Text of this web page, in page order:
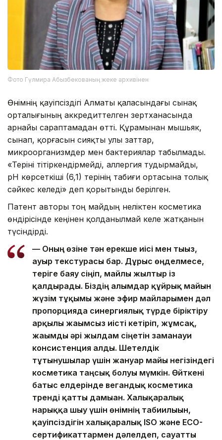
Фото Гүлмира Абызбекованың жеке архивінен
Өнімнің қауіпсіздігі Алматы қаласындағы сынақ
орталығының аккредиттелген зертханасында
арнайы сараптамадан өтті. Құрамынан мышьяк,
сынап, қорғасын сияқты улы заттар,
микроорганизмдер мен бактериялар табылмады.
«Теріні тітіркендірмейді, аллергия тудырмайды,
pH көрсеткіші (6,1) терінің табиғи ортасына толық
сәйкес келеді» деп қорытынды берілген.
Патент авторы тоң майдың неліктен косметика
өндірісінде кеңінен қолданылмай келе жатқанын
түсіндірді.
— Оның өзіне тән ерекше иісі мен тығыз,
ауыр текстурасы бар. Дұрыс өңделмесе,
теріге баяу сіңіп, майлы жылтыр із
қалдырады. Біздің ғалымдар құйрық майын
жүзім тұқымы және эфир майларымен дәл
пропорцияда синергиялық түрде біріктіру
арқылы жағымсыз иісті кетіріп, жұмсақ,
жағымды әрі жылдам сіңетін заманауи
консистенция алды. Шетелдік
тұтынушылар үшін жануар майы негізіндегі
косметика таңсық болуы мүмкін. Өйткені
батыс елдерінде вегандық косметика
тренді қатты дамыған. Халықаралық
нарыққа шығу үшін өнімнің табиғилығын,
қауіпсіздігін халықаралық ISO және ECO-
сертификаттармен дәлелдеп, сауатты